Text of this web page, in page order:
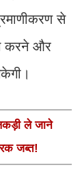
से
करने और
ले जाने
जब्त!